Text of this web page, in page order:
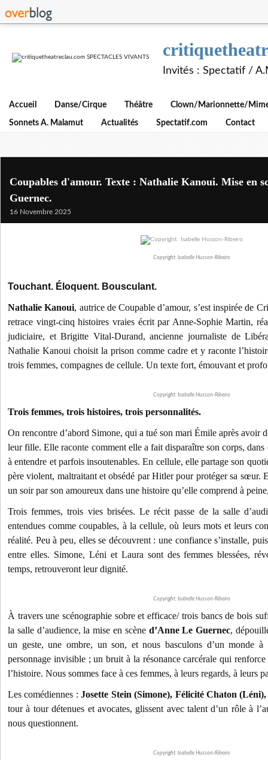
Invités : Spectatif /
Accueil Danse/Cirque Théâtre Clown/Marionnette/
Sonnets A. Malamut Actualités Spectatif.com Contact
Coupables d'amour. Texte : Nathalie Kanoui. Mise en
Guernec.
16 Novembre 2025
Copyright: Isabelle Husson-Ribeiro
Touchant. Éloquent. Bousculant.
Nathalie Kanoui, autrice de Coupable d’amour, s’est inspirée de
retrace vingt-cinq histoires vraies écrit par Anne-Sophie Martin,
judiciaire, et Brigitte Vital-Durand, ancienne journaliste de
Nathalie Kanoui choisit la prison comme cadre et y raconte
trois femmes, compagnes de cellule. Un texte fort, émouvant et
Copyright: Isabelle Husson-Ribeiro
Trois femmes, trois histoires, trois personnalités.
On rencontre d’abord Simone, qui a tué son mari Émile après avoir
leur fille. Elle raconte comment elle a fait disparaître son corps,
à entendre et parfois insoutenables. En cellule, elle partage son
père violent, maltraitant et obsédé par Hitler pour protéger sa sœur.
un soir par son amoureux dans une histoire qu’elle comprend à
Trois femmes, trois vies brisées. Le récit passe de la salle
entendues comme coupables, à la cellule, où leurs mots et leurs
réalité. Peu à peu, elles se découvrent : une confiance s’installe,
entre elles. Simone, Léni et Laura sont des femmes blessées,
temps, retrouveront leur dignité.
Copyright: Isabelle Husson-Ribeiro
À travers une scénographie sobre et efficace/ trois bancs de bois
la salle d’audience, la mise en scène d’Anne Le Guernec,
un geste, une ombre, un son, et nous basculons d’un monde
personnage invisible ; un bruit à la résonance carcérale qui renforce
l’histoire. Nous sommes face à ces femmes, à leurs regards, à leurs
Les comédiennes :Josette Stein (Simone), Félicité Chaton
tour à tour détenues et avocates, glissent avec talent d’un rôle à
nous questionnent.
Copyright: Isabelle Husson-Ribeiro